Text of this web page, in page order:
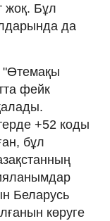
жоқ. Бұл
да
"Өтемақы
фейк
+52 коды
бұл
Беларусь
көруге